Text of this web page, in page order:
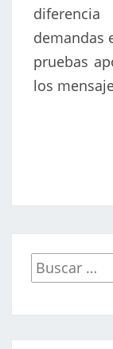
demandas
pruebas
los
Buscar
por: